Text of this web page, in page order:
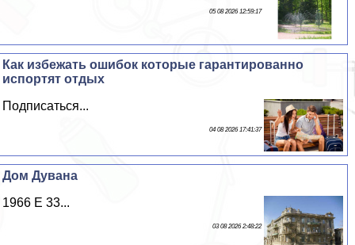
05 08 2026 12:59:17
Как избежать ошибок которые гарантированно
испортят отдых
Подписаться...
04 08 2026 17:41:37
Дом Дувана
1966 E 33...
03 08 2026 2:48:22